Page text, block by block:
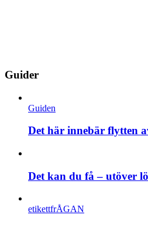
Guider
Guiden
Det här innebär flytten
Det kan du få – utöver
etikettfrÅGAN